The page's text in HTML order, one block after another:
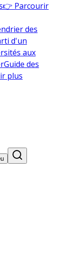
👉 Parcourir
des
d'un
aux
Guide des
plus